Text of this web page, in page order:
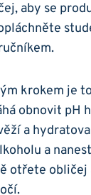
⁤aby se
krokem je
obnovit ‌pH​
‌a
a
otřete obličej